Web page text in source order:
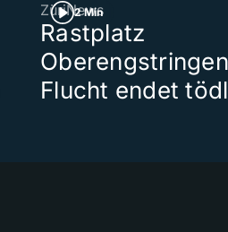
2 Min
ZüriNews
Rastplatz
Flucht endet